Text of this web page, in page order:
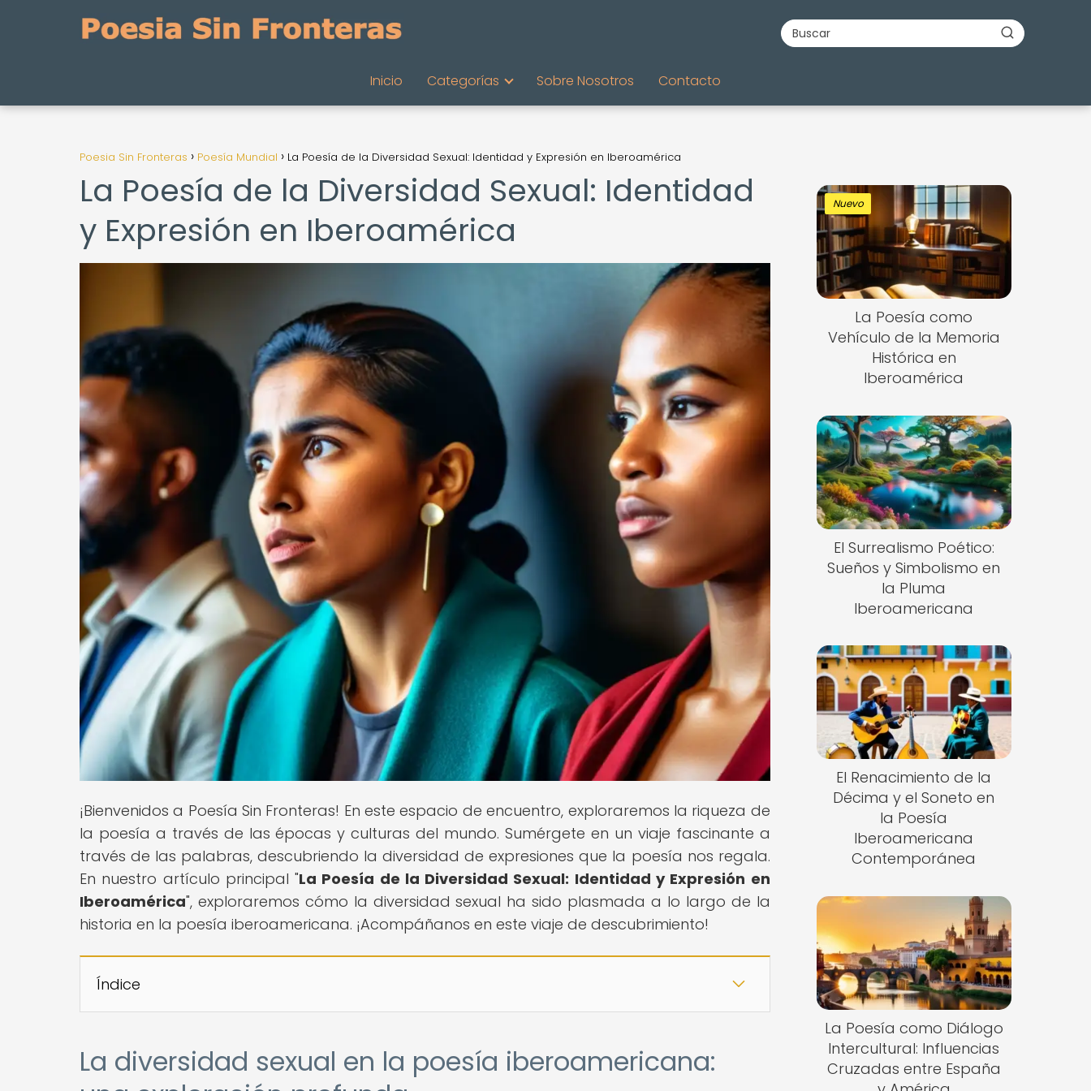
Inicio Categorías Sobre Nosotros Contacto
Poesia Sin Fronteras Poesía Mundial La Poesía de la Diversidad Sexual: Identidad y Expresión en Iberoamérica
La Poesía de la Diversidad Sexual: Identidad
y Expresión en Iberoamérica
¡Bienvenidos a Poesía Sin Fronteras! En este espacio de encuentro, exploraremos la riqueza de
la poesía a través de las épocas y culturas del mundo. Sumérgete en un viaje fascinante a
través de las palabras, descubriendo la diversidad de expresiones que la poesía nos regala.
En nuestro artículo principal "La Poesía de la Diversidad Sexual: Identidad y Expresión en
Iberoamérica", exploraremos cómo la diversidad sexual ha sido plasmada a lo largo de la
historia en la poesía iberoamericana. ¡Acompáñanos en este viaje de descubrimiento!
Índice
La diversidad sexual en la poesía iberoamericana:
Nuevo
La Poesía como
Vehículo de la Memoria
Histórica en
Iberoamérica
El Surrealismo Poético:
Sueños y Simbolismo en
la Pluma
Iberoamericana
El Renacimiento de la
Décima y el Soneto en
la Poesía
Iberoamericana
Contemporánea
La Poesía como Diálogo
Intercultural: Influencias
Cruzadas entre España